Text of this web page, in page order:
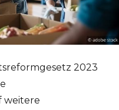
2023
weitere